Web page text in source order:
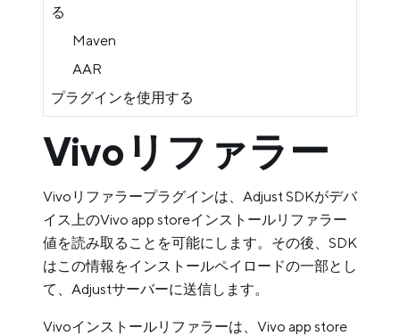
る
Maven
AAR
プラグインを使用する
Vivoリファラー
Vivoリファラープラグインは、Adjust SDKがデバ
イス上のVivo app storeインストールリファラー
値を読み取ることを可能にします。その後、SDK
はこの情報をインストールペイロードの一部とし
て、Adjustサーバーに送信します。
Vivoインストールリファラーは、Vivo app store